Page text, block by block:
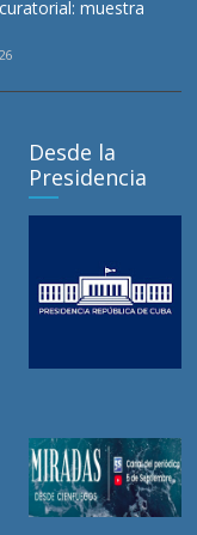
muestra
Desde la
Presidencia